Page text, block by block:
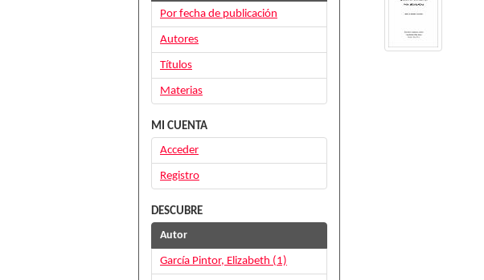
Por fecha de publicación
Autores
Títulos
Materias
MI CUENTA
Acceder
Registro
DESCUBRE
Autor
García Pintor, Elizabeth (1)